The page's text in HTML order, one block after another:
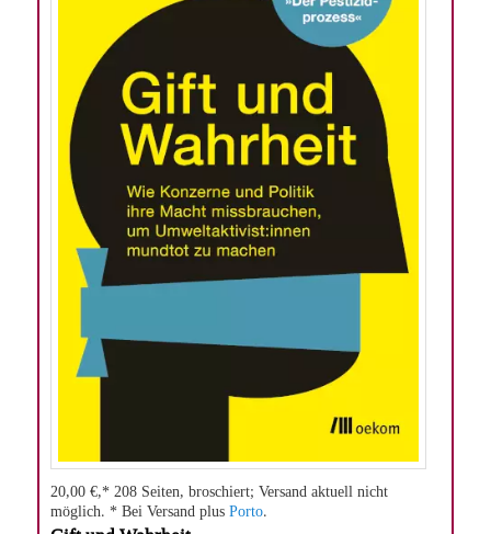
20,00 €,* 208 Seiten, broschiert; Versand aktuell nicht
möglich. * Bei Versand plusPorto.